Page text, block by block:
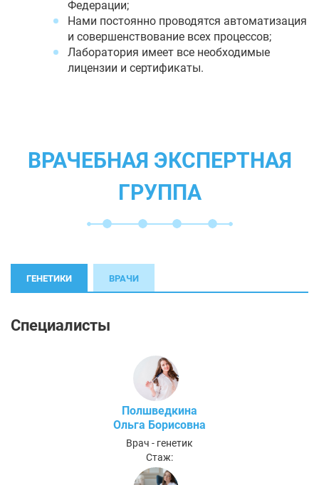
Федерации;
Нами постоянно проводятся автоматизация
и совершенствование всех процессов;
Лаборатория имеет все необходимые
лицензии и сертификаты.
ВРАЧЕБНАЯ ЭКСПЕРТНАЯ
ГРУППА
ГЕНЕТИКИ ВРАЧИ
Специалисты
Полшведкина
Ольга Борисовна
Врач - генетик
Стаж: